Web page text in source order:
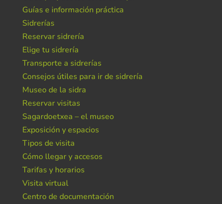
Guías e información práctica
Sidrerías
Reservar sidrería
Elige tu sidrería
Transporte a sidrerías
Consejos útiles para ir de sidrería
Museo de la sidra
Reservar visitas
Sagardoetxea – el museo
Exposición y espacios
Tipos de visita
Cómo llegar y accesos
Tarifas y horarios
Visita virtual
Centro de documentación